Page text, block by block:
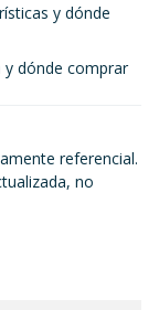
y dónde
y dónde comprar
referencial.
no